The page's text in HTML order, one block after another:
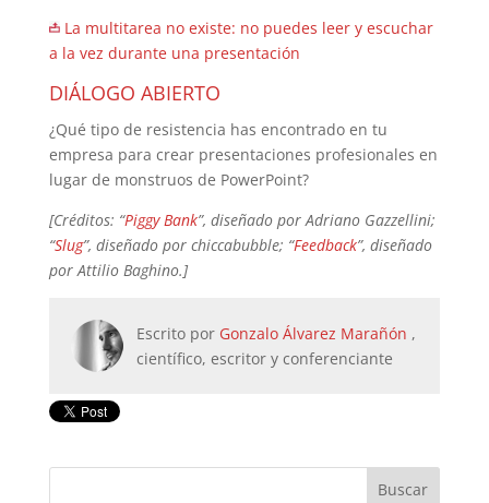
La multitarea no existe: no puedes leer y escuchar
a la vez durante una presentación
DIÁLOGO ABIERTO
¿Qué tipo de resistencia has encontrado en tu
empresa para crear presentaciones profesionales en
lugar de monstruos de PowerPoint?
[Créditos: “Piggy Bank”, diseñado por Adriano Gazzellini;
“Slug”, diseñado por chiccabubble; “Feedback”, diseñado
por Attilio Baghino.]
Escrito por Gonzalo Álvarez Marañón ,
científico, escritor y conferenciante